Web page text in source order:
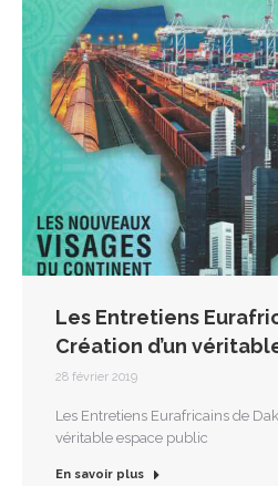
Les Entretiens
Création d’un
28 février 2019
Les Entretiens Eurafricains de
véritable espace public
En savoir plus